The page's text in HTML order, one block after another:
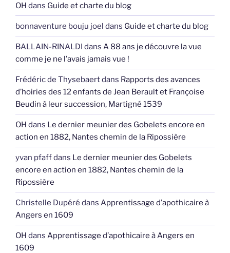
OH dans Guide et charte du blog
bonnaventure bouju joel dans Guide et charte du blog
BALLAIN-RINALDI dans A 88 ans je découvre la vue
comme je ne l’avais jamais vue !
Frédéric de Thysebaertdans Rapports des avances
d’hoiries des 12 enfants de Jean Berault et Françoise
Beudin à leur succession, Martigné 1539
OH dans Le dernier meunier des Gobelets encore en
action en 1882, Nantes chemin de la Ripossière
yvan pfaffdans Le dernier meunier des Gobelets
encore en action en 1882, Nantes chemin de la
Ripossière
Christelle Dupéré dans Apprentissage d’apothicaire à
Angers en 1609
OH dans Apprentissage d’apothicaire à Angers en
1609